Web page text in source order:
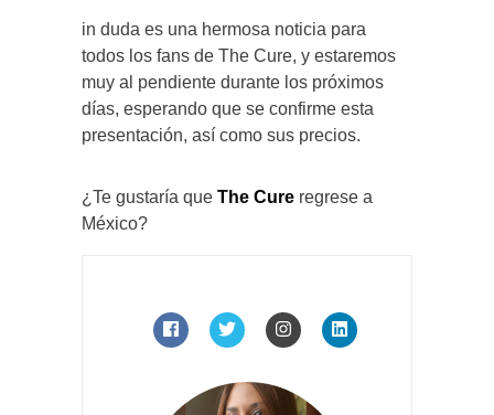
in duda es una hermosa noticia para
todos los fans de The Cure, y estaremos
muy al pendiente durante los próximos
días, esperando que se confirme esta
presentación, así como sus precios.
¿Te gustaría que The Cure regrese a
México?